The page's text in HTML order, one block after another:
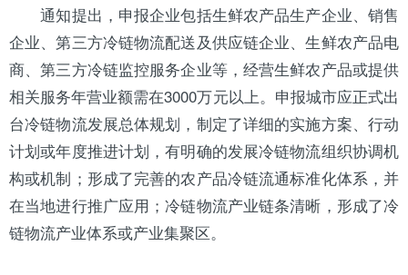
通知提出，申报企业包括生鲜农产品生产企业、销售
企业、第三方冷链物流配送及供应链企业、生鲜农产品电
商、第三方冷链监控服务企业等，经营生鲜农产品或提供
相关服务年营业额需在3000万元以上。申报城市应正式出
台冷链物流发展总体规划，制定了详细的实施方案、行动
计划或年度推进计划，有明确的发展冷链物流组织协调机
构或机制；形成了完善的农产品冷链流通标准化体系，并
在当地进行推广应用；冷链物流产业链条清晰，形成了冷
链物流产业体系或产业集聚区。